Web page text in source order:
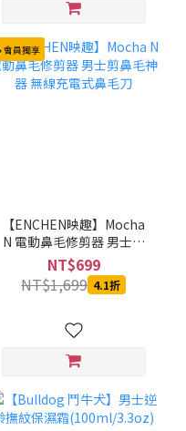
會員獨享
【ENCHEN映趣】Mocha
N 電動鼻毛修剪器 男士剪
鼻毛神器 無線充電式鼻毛
刀
NT$699
NT$1,699 4.1折